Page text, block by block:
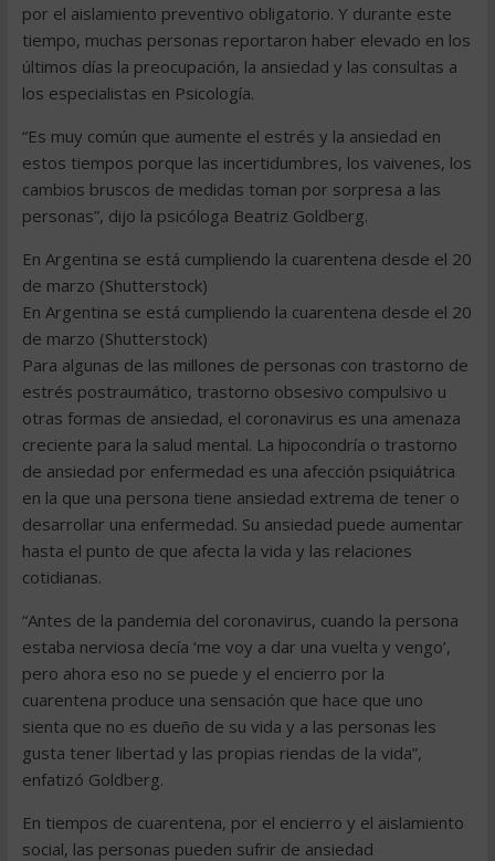
por el aislamiento preventivo obligatorio. Y durante este
tiempo, muchas personas reportaron haber elevado en los
últimos días la preocupación, la ansiedad y las consultas a
los especialistas en Psicología.
“Es muy común que aumente el estrés y la ansiedad en
estos tiempos porque las incertidumbres, los vaivenes, los
cambios bruscos de medidas toman por sorpresa a las
personas”, dijo la psicóloga Beatriz Goldberg.
En Argentina se está cumpliendo la cuarentena desde el 20
de marzo (Shutterstock)
En Argentina se está cumpliendo la cuarentena desde el 20
de marzo (Shutterstock)
Para algunas de las millones de personas con trastorno de
estrés postraumático, trastorno obsesivo compulsivo u
otras formas de ansiedad, el coronavirus es una amenaza
creciente para la salud mental. La hipocondría o trastorno
de ansiedad por enfermedad es una afección psiquiátrica
en la que una persona tiene ansiedad extrema de tener o
desarrollar una enfermedad. Su ansiedad puede aumentar
hasta el punto de que afecta la vida y las relaciones
cotidianas.
“Antes de la pandemia del coronavirus, cuando la persona
estaba nerviosa decía ‘me voy a dar una vuelta y vengo’,
pero ahora eso no se puede y el encierro por la
cuarentena produce una sensación que hace que uno
sienta que no es dueño de su vida y a las personas les
gusta tener libertad y las propias riendas de la vida”,
enfatizó Goldberg.
En tiempos de cuarentena, por el encierro y el aislamiento
social, las personas pueden sufrir de ansiedad